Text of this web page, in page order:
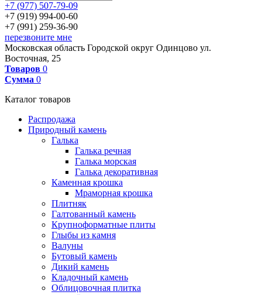
+7 (977) 507-79-09
+7 (919) 994-00-60
+7 (991) 259-36-90
перезвоните мне
Московская область Городской округ Одинцово ул.
Восточная, 25
Товаров 0
Сумма 0
Каталог товаров
Распродажа
Природный камень
Галька
Галька речная
Галька морская
Галька декоративная
Каменная крошка
Мраморная крошка
Плитняк
Галтованный камень
Крупноформатные плиты
Глыбы из камня
Валуны
Бутовый камень
Дикий камень
Кладочный камень
Облицовочная плитка